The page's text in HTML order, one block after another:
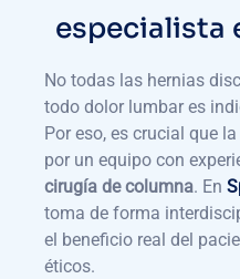
especialista
No todas las hernias
todo dolor lumbar es
Por eso, es crucial que
por un equipo con
cirugía de columna. En
toma de forma
el beneficio real del
éticos.